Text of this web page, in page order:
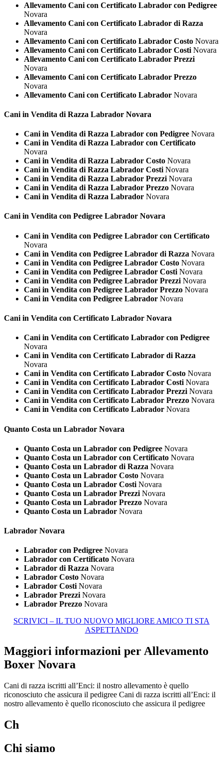
Allevamento Cani con Certificato Labrador con Pedigree
Novara
Allevamento Cani con Certificato Labrador di Razza
Novara
Allevamento Cani con Certificato Labrador Costo Novara
Allevamento Cani con Certificato Labrador Costi Novara
Allevamento Cani con Certificato Labrador Prezzi
Novara
Allevamento Cani con Certificato Labrador Prezzo
Novara
Allevamento Cani con Certificato Labrador Novara
Cani in Vendita di Razza Labrador Novara
Cani in Vendita di Razza Labrador con Pedigree Novara
Cani in Vendita di Razza Labrador con Certificato
Novara
Cani in Vendita di Razza Labrador Costo Novara
Cani in Vendita di Razza Labrador Costi Novara
Cani in Vendita di Razza Labrador Prezzi Novara
Cani in Vendita di Razza Labrador Prezzo Novara
Cani in Vendita di Razza Labrador Novara
Cani in Vendita con Pedigree Labrador Novara
Cani in Vendita con Pedigree Labrador con Certificato
Novara
Cani in Vendita con Pedigree Labrador di Razza Novara
Cani in Vendita con Pedigree Labrador Costo Novara
Cani in Vendita con Pedigree Labrador Costi Novara
Cani in Vendita con Pedigree Labrador Prezzi Novara
Cani in Vendita con Pedigree Labrador Prezzo Novara
Cani in Vendita con Pedigree Labrador Novara
Cani in Vendita con Certificato Labrador Novara
Cani in Vendita con Certificato Labrador con Pedigree
Novara
Cani in Vendita con Certificato Labrador di Razza
Novara
Cani in Vendita con Certificato Labrador Costo Novara
Cani in Vendita con Certificato Labrador Costi Novara
Cani in Vendita con Certificato Labrador Prezzi Novara
Cani in Vendita con Certificato Labrador Prezzo Novara
Cani in Vendita con Certificato Labrador Novara
Quanto Costa un Labrador Novara
Quanto Costa un Labrador con Pedigree Novara
Quanto Costa un Labrador con Certificato Novara
Quanto Costa un Labrador di Razza Novara
Quanto Costa un Labrador Costo Novara
Quanto Costa un Labrador Costi Novara
Quanto Costa un Labrador Prezzi Novara
Quanto Costa un Labrador Prezzo Novara
Quanto Costa un Labrador Novara
Labrador Novara
Labrador con Pedigree Novara
Labrador con Certificato Novara
Labrador di Razza Novara
Labrador Costo Novara
Labrador Costi Novara
Labrador Prezzi Novara
Labrador Prezzo Novara
SCRIVICI – IL TUO NUOVO MIGLIORE AMICO TI STA
ASPETTANDO
Maggiori informazioni per Allevamento
Boxer Novara
Cani di razza iscritti all’Enci: il nostro allevamento è quello
riconosciuto che assicura il pedigree Cani di razza iscritti all’Enci: il
nostro allevamento è quello riconosciuto che assicura il pedigree
Ch
Chi siamo